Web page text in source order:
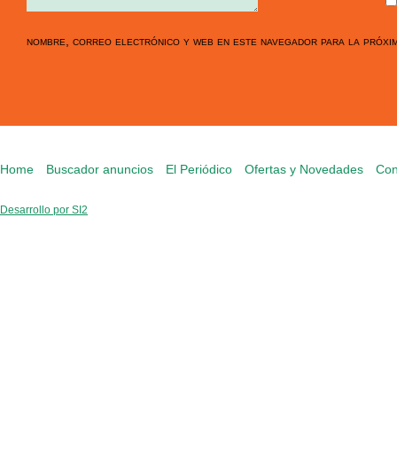
nombre, correo electrónico y web en este navegador para la
Home Buscador anuncios El Periódico Ofertas y Novedades
Desarrollo por SI2